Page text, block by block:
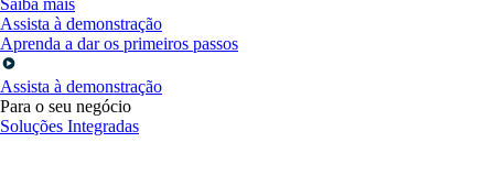
Saiba mais
Assista à demonstração
Aprenda a dar os primeiros passos
Assista à demonstração
Para o seu negócio
Soluções Integradas